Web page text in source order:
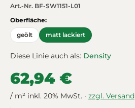
Art.-Nr. BF-SW1151-L01
Oberfläche:
geölt
matt lackiert
Diese Linie auch als: Density
62,94 €
/ m² inkl. 20% MwSt. · zzgl. Versand